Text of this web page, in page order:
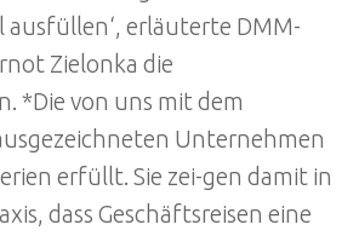
erläuterte DMM-
Zielonka die
*Die von uns mit dem
Unternehmen
erfüllt. Sie zei-gen damit in
dass Geschäftsreisen eine